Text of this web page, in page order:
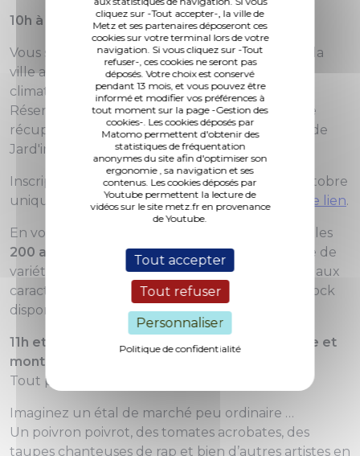
cliquez sur -Tout accepter-, la ville de
Metz et ses partenaires déposeront ces
cookies sur votre terminal lors de votre
navigation. Si vous cliquez sur -Tout
refuser-, ces cookies ne seront pas
déposés. Votre choix est conservé
pendant 13 mois, et vous pouvez être
informé et modifier vos préférences à
tout moment sur la page -Gestion des
cookies-. Les cookies déposés par
Matomo permettent d'obtenir des
statistiques de fréquentation
anonymes du site afin d'optimiser son
ergonomie , sa navigation et ses
contenus. Les cookies déposés par
Youtube permettent la lecture de
vidéos sur le site metz.fr en provenance
de Youtube.
Tout accepter
Tout refuser
Personnaliser
Politique de confidentialité
10h à 17h : Distribution d'arbres
Vous souhaitez participer à la végétalisation de la
ville ainsi qu’a la lutte contre le changement
climatique.
Réservez un arbre pour votre jardin et venez le
récupérer ce dimanche 13 octobre à l'occasion de
Jard'in Metz et la fête de l'écologie.
Inscriptions ouvertes du 30 septembre au 11 octobre
uniquement pour les Messinsen cliquant sur ce lien.
En vous engageant, vous pourrez choisir parmi les
200 arbres disponiblesrépartis sur une dizaine de
variété (en fonction des recommandations liées aux
caractéristiques du jardin et dans la limite du stock
disponible).
11h et 14h : Spectacle Andrée Kupp, dresseuse et
montreuse de légumes !
Tout public dès 5 ans
Imaginez un étal de marché peu ordinaire …
Un poivron poivrot, des tomates acrobates, des
taupes chanteuses de rap et bien d’autres artistes en